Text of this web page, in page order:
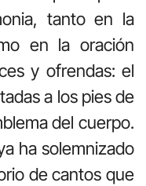
tanto en la
en la oración
y ofrendas: el
a los pies de
del cuerpo.
ha solemnizado
de cantos que